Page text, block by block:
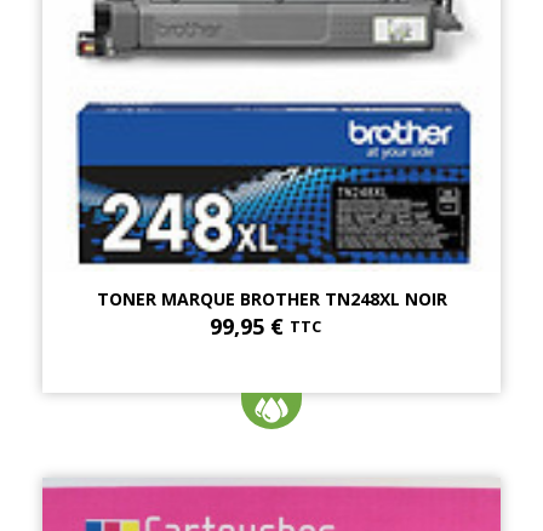
TONER MARQUE BROTHER TN248XL NOIR
99,95 € TTC